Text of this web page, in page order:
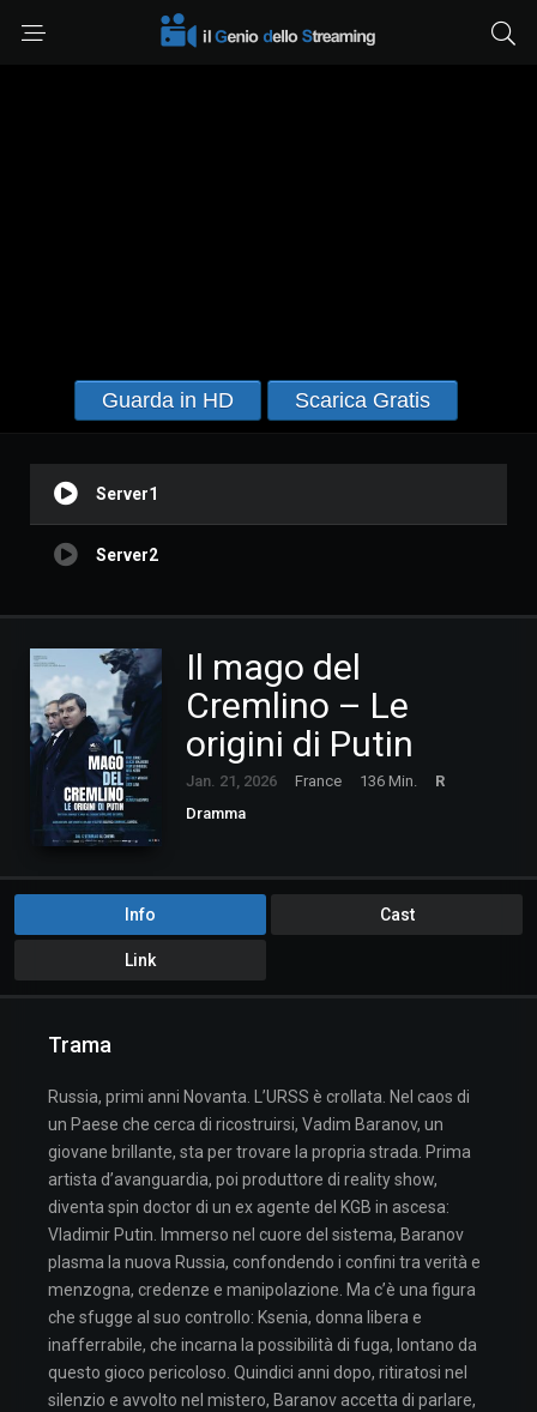
Guarda in HD Scarica Gratis
Server1
Server2
Il mago del
Cremlino – Le
origini di Putin
Jan. 21, 2026 France 136 Min.
R
Dramma
Info Cast
Link
Trama
Russia, primi anni Novanta. L’URSS è crollata. Nel caos di
un Paese che cerca di ricostruirsi, Vadim Baranov, un
giovane brillante, sta per trovare la propria strada. Prima
artista d’avanguardia, poi produttore di reality show,
diventa spin doctor di un ex agente del KGB in ascesa:
Vladimir Putin. Immerso nel cuore del sistema, Baranov
plasma la nuova Russia, confondendo i confini tra verità e
menzogna, credenze e manipolazione. Ma c’è una figura
che sfugge al suo controllo: Ksenia, donna libera e
inafferrabile, che incarna la possibilità di fuga, lontano da
questo gioco pericoloso. Quindici anni dopo, ritiratosi nel
silenzio e avvolto nel mistero, Baranov accetta di parlare,